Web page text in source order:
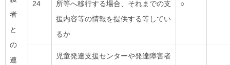
者
と
の
連
24
所等へ移行する場合、それまでの支
援内容等の情報を提供する等してい
るか
○
児童発達支援センターや発達障害者